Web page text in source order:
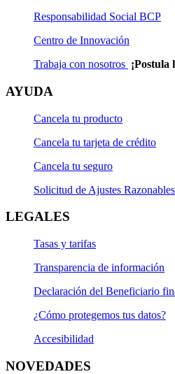
Responsabilidad Social BCP
Centro de Innovación
Trabaja con nosotros ¡Postula
AYUDA
Cancela tu producto
Cancela tu tarjeta de crédito
Cancela tu seguro
Solicitud de Ajustes Razonables
LEGALES
Tasas y tarifas
Transparencia de información
Declaración del Beneficiario
¿Cómo protegemos tus datos?
Accesibilidad
NOVEDADES